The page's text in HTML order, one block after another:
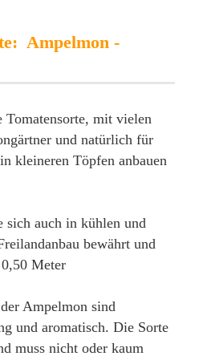
Ampelmon -
Tomatensorte, mit vielen
und natürlich für
kleineren Töpfen anbauen
sich auch in kühlen und
bewährt und
Meter
Ampelmon sind
und aromatisch. Die Sorte
muss nicht oder kaum